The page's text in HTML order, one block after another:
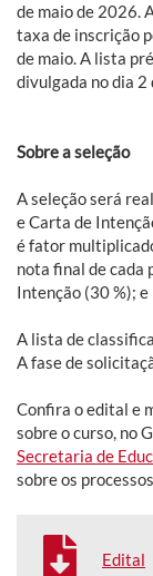
de maio de 2026.
taxa de inscrição
de maio. A lista
divulgada no dia 2
Sobre a seleção
A seleção será
e Carta de
é fator
nota final de cada
Intenção (30 %);
A lista de
A fase de
Confira o edital e
sobre o curso, no
Secretaria de
sobre os
Edital